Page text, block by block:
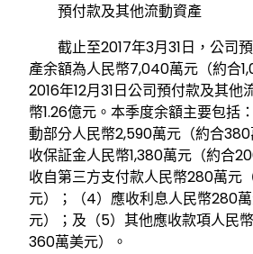
預付款及其他流動資產
截止至2017年3月31日，公司
產余額為人民幣7,040萬元（約合
2016年12月31日公司預付款及其他
幣1.26億元。本季度余額主要包括
動部分人民幣2,590萬元（約合
收保証金人民幣1,380萬元（約合
收自第三方支付款人民幣280萬元
元）；（4）應收利息人民幣280
元）；及（5）其他應收款項人民
360萬美元）。